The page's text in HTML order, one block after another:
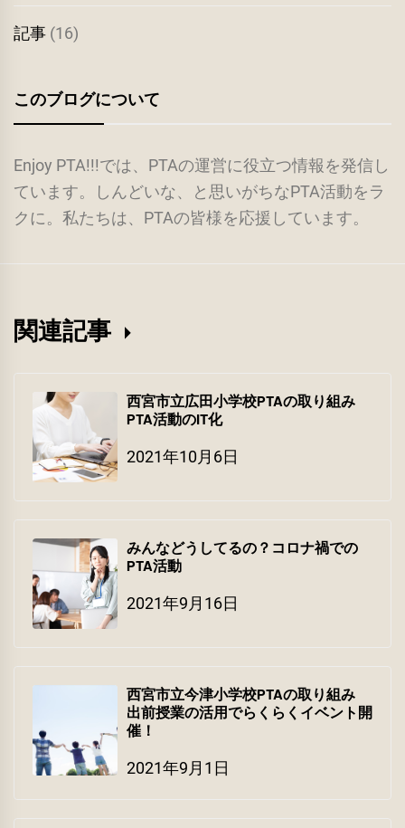
記事 (16)
このブログについて
Enjoy PTA!!!では、PTAの運営に役立つ情報を発信し
ています。しんどいな、と思いがちなPTA活動をラ
クに。私たちは、PTAの皆様を応援しています。
関連記事
西宮市立広田小学校PTAの取り組み
PTA活動のIT化
2021年10月6日
みんなどうしてるの？コロナ禍での
PTA活動
2021年9月16日
西宮市立今津小学校PTAの取り組み
出前授業の活用でらくらくイベント開
催！
2021年9月1日